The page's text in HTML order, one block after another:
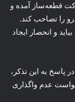
قطعه‌ساز آمده و
را تصاحب کند.
و انحصار ایجاد
پاسخ به این تذکر،
عدم واگذاری